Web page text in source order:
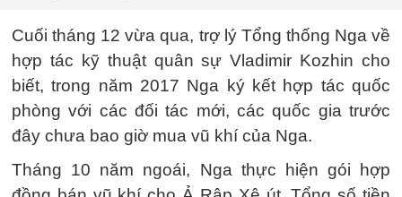
Cuối tháng 12 vừa qua, trợ lý Tổng thống Nga về
hợp tác kỹ thuật quân sự Vladimir Kozhin cho
biết, trong năm 2017 Nga ký kết hợp tác quốc
phòng với các đối tác mới, các quốc gia trước
đây chưa bao giờ mua vũ khí của Nga.
Tháng 10 năm ngoái, Nga thực hiện gói hợp